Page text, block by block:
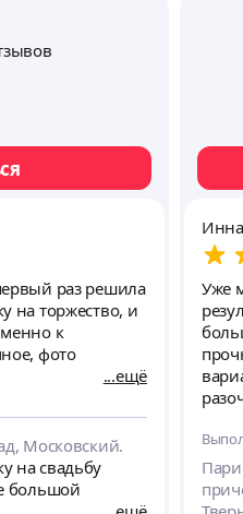
раз решила
на торжество, и
к
фото
ещё
Московский.
на свадьбу
большой
Уже